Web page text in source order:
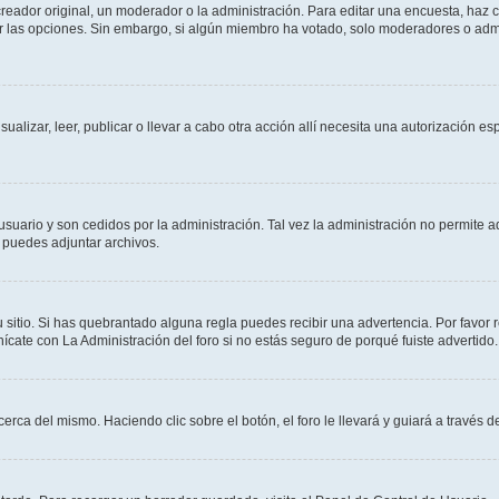
original, un moderador o la administración. Para editar una encuesta,
opciones. Sin embargo, si algún miembro ha votado, solo moderadores o
leer, publicar o llevar a cabo otra acción allí necesita una autorización
y son cedidos por la administración. Tal vez la administración no permite
adjuntar archivos.
Si has quebrantado alguna regla puedes recibir una advertencia. Por
con La Administración del foro si no estás seguro de porqué fuiste advertido.
del mismo. Haciendo clic sobre el botón, el foro le llevará y guiará a través